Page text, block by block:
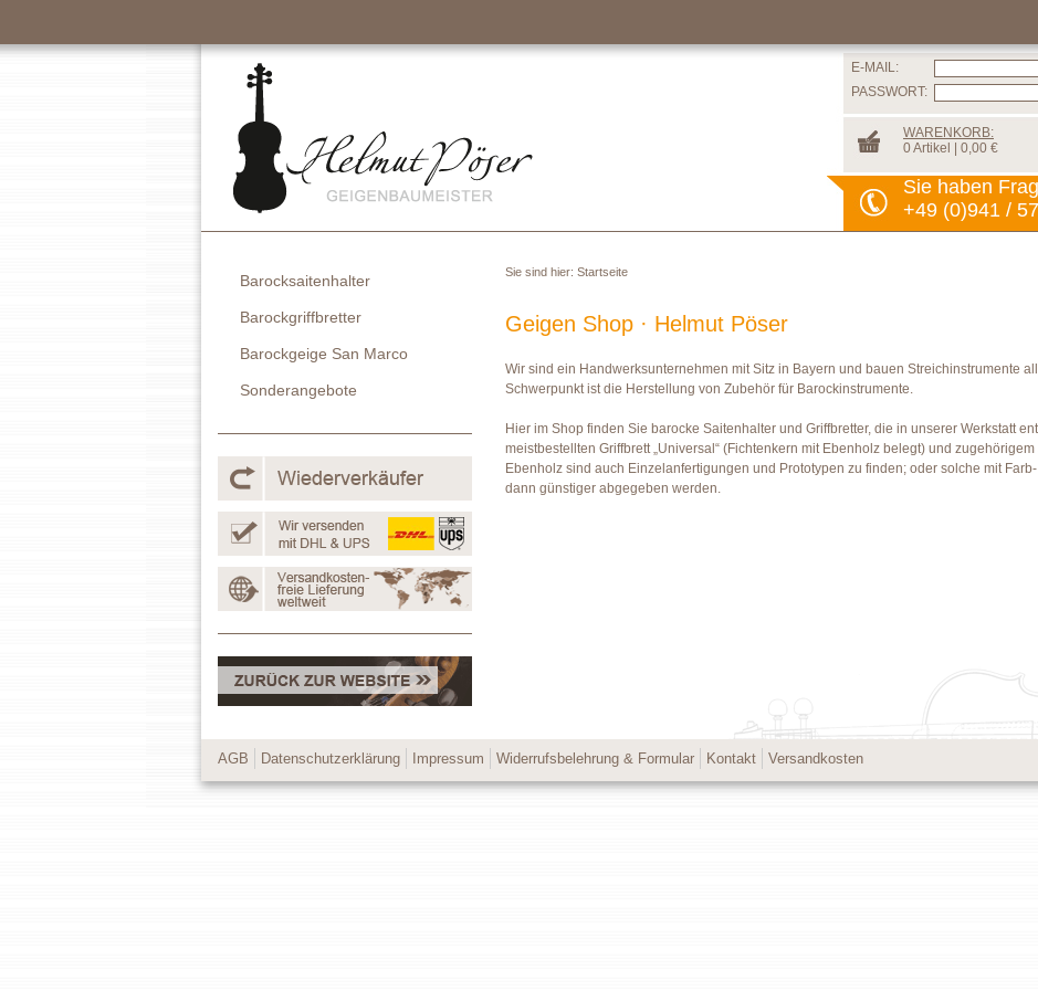
E-MAIL:
PASSWORT:
WARENKORB:
0 Artikel | 0,00 €
Sie haben
+49 (0)941 /
Sie sind hier: Startseite
Geigen Shop · Helmut Pöser
Wir sind ein Handwerksunternehmen mit Sitz in Bayern und bauen Streichinstrumente
Schwerpunkt ist die Herstellung von Zubehör für Barockinstrumente.
Hier im Shop finden Sie barocke Saitenhalter und Griffbretter, die in unserer Werkstatt
meistbestellten Griffbrett „Universal“ (Fichtenkern mit Ebenholz belegt) und
Ebenholz sind auch Einzelanfertigungen und Prototypen zu finden; oder solche mit
dann günstiger abgegeben werden.
Barocksaitenhalter
Barockgriffbretter
Barockgeige San Marco
Sonderangebote
AGB Datenschutzerklärung Impressum Widerrufsbelehrung & Formular Kontakt Versandkosten